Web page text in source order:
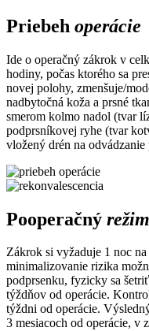
Priebeh operácie
Ide o operačný zákrok v
hodiny, počas ktorého sa
novej polohy, zmenšuje/
nadbytočná koža a prsné
smerom kolmo nadol (tvar
podprsníkovej ryhe (tvar
vložený drén na
Pooperačný režim
Zákrok si vyžaduje 1 noc
minimalizovanie rizika
podprsenku, fyzicky sa
týždňov od operácie.
týždni od operácie.
3 mesiacoch od operácie, v